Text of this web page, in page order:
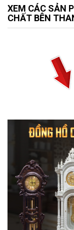
XEM CÁC SẢN
CHẤT BÊN